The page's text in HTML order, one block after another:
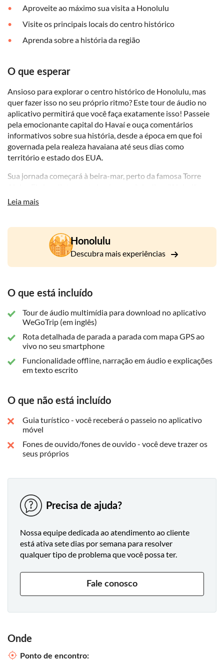
Aproveite ao máximo sua visita a Honolulu
Visite os principais locais do centro histórico
Aprenda sobre a história da região
O que esperar
Ansioso para explorar o centro histórico de Honolulu, mas
quer fazer isso no seu próprio ritmo? Este tour de áudio no
aplicativo permitirá que você faça exatamente isso! Passeie
pela emocionante capital do Havaí e ouça comentários
informativos sobre sua história, desde a época em que foi
governada pela realeza havaiana até seus dias como
território e estado dos EUA.
Sua jornada começará à beira-mar, perto da famosa Torre
cumprimentar alguém ou se despedir no Havaí. Em seguida,
primeiro rei do Havaí em frente ao Aliiolani Hale.
Em seguida, você visitará uma igreja fascinante feita de
rochas de coral e fará uma parada no Capitólio Estadual do
a essência do Havaí. Por fim, você chegará a Chinatown, onde
Leia mais
Honolulu
Descubra mais experiências
O que está incluído
Tour de áudio multimídia para download no aplicativo
WeGoTrip (em inglês)
Rota detalhada de parada a parada com mapa GPS ao
vivo no seu smartphone
Funcionalidade offline, narração em áudio e explicações
em texto escrito
O que não está incluído
Guia turístico - você receberá o passeio no aplicativo
móvel
Fones de ouvido/fones de ouvido - você deve trazer os
seus próprios
Precisa de ajuda?
Nossa equipe dedicada ao atendimento ao cliente
está ativa sete dias por semana para resolver
qualquer tipo de problema que você possa ter.
Fale conosco
Onde
Ponto de encontro: